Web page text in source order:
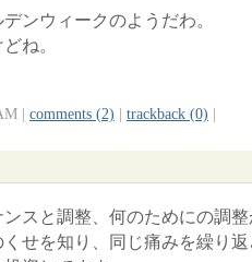
ンウィークのようだわ。
ね。
| comments (2) trackback (0)
スと調整、何のためにの調
せを知り、同じ痛みを繰り